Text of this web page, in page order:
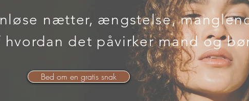
nætter, ængstelse,
det påvirker mand og
Bed om en gratis snak